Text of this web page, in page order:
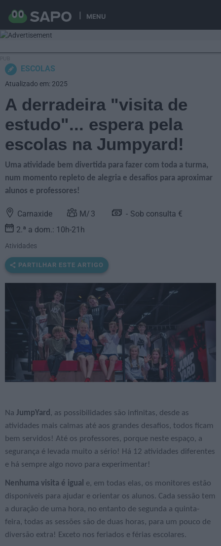
MENU
ESCOLAS
A derradeira "visita de
estudo"... espera pela
escolas na Jumpyard!
Uma atividade bem divertida para fazer com toda a turma,
num momento repleto de alegria e desafios para aproximar
alunos e professores!
Carnaxide 3
Sob consulta €
2.ª a dom.: 10h-21h
Atividades
PARTILHAR ESTE ARTIGO
Na JumpYard , as possibilidades são infinitas, desde as
atividades mais calmas até aos grandes desafios, todos ficam
bem servidos! Até os professores, porque neste espaço, a
segurança é levada muito a sério! Há 12 atividades diferentes
e há sempre algo novo para experimentar!
N enhuma visita é igual e, em todas elas, os monitores estão
disponíveis para ajudar e orientar os alunos. Cada sessão tem
a duração de uma hora, no entanto de segunda a quinta-
feira, todas as sessões são de duas horas, para um pouco de
diversão extra! Exceto nos feriados e férias escolares.
Atualizado em: 2025